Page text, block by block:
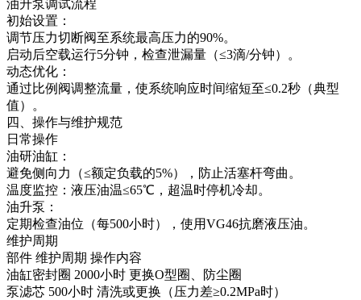
油升泵调试流程
初始设置：
调节压力切断阀至系统最高压力的90%。
启动后空载运行5分钟，检查泄漏量（≤3滴/分钟）。
动态优化：
通过比例阀调整流量，使系统响应时间缩短至≤0.2秒（典型
值）。
四、操作与维护规范
日常操作
油研油缸：
避免侧向力（≤额定负载的5%），防止活塞杆弯曲。
温度监控：液压油温≤65℃，超温时停机冷却。
油升泵：
定期检查油位（每500小时），使用VG46抗磨液压油。
维护周期
部件 维护周期 操作内容
油缸密封圈 2000小时 更换O型圈、防尘圈
泵滤芯 500小时 清洗或更换（压力差≥0.2MPa时）